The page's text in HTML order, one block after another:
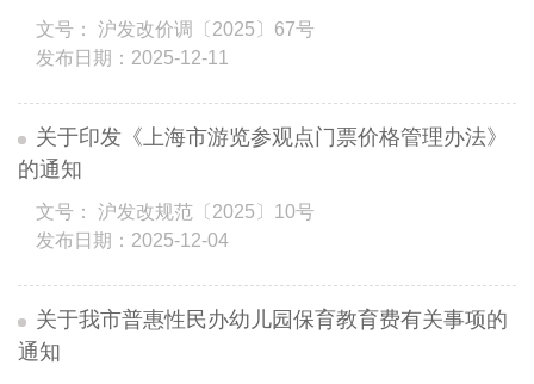
文号： 沪发改价调〔2025〕67号
发布日期：2025-12-11
关于印发《上海市游览参观点门票价格管理办法》
的通知
文号： 沪发改规范〔2025〕10号
发布日期：2025-12-04
关于我市普惠性民办幼儿园保育教育费有关事项的
通知